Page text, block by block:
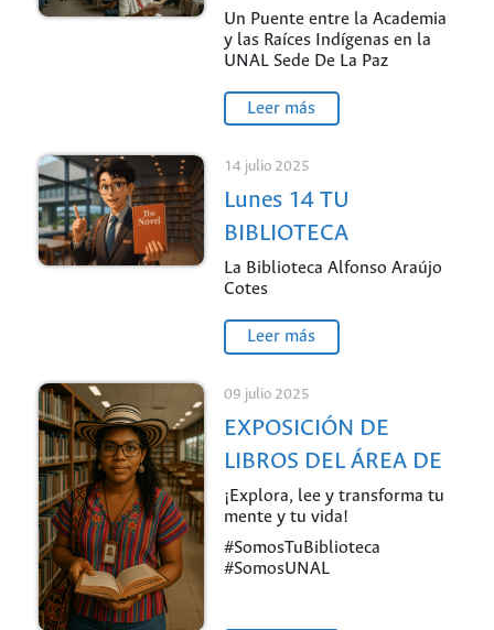
Un Puente entre la Academia
y las Raíces Indígenas en la
UNAL Sede De La Paz
Leer más
14 julio 2025
Lunes 14 TU
BIBLIOTECA
RECOMIENDA - De La
Paz
La Biblioteca Alfonso Araújo
Cotes
Leer más
09 julio 2025
EXPOSICIÓN DE
LIBROS DEL ÁREA DE
ESTADÍSTICA - De La
Paz
¡Explora, lee y transforma tu
mente y tu vida!
#SomosTuBiblioteca
#SomosUNAL